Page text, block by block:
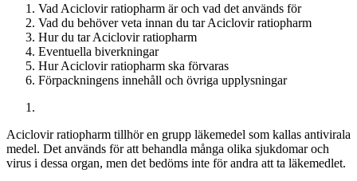
Vad Aciclovir ratiopharm är och vad det används för
Vad du behöver veta innan du tar Aciclovir ratiopharm
Hur du tar Aciclovir ratiopharm
Eventuella biverkningar
Hur Aciclovir ratiopharm ska förvaras
Förpackningens innehåll och övriga upplysningar
Aciclovir ratiopharm tillhör en grupp läkemedel som kallas antivirala
medel. Det används för att behandla många olika sjukdomar och
virus i dessa organ, men det bedöms inte för andra att ta läkemedlet.